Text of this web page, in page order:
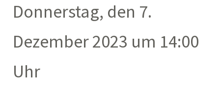
Donnerstag, den 7.
Dezember 2023 um 14:00
Uhr